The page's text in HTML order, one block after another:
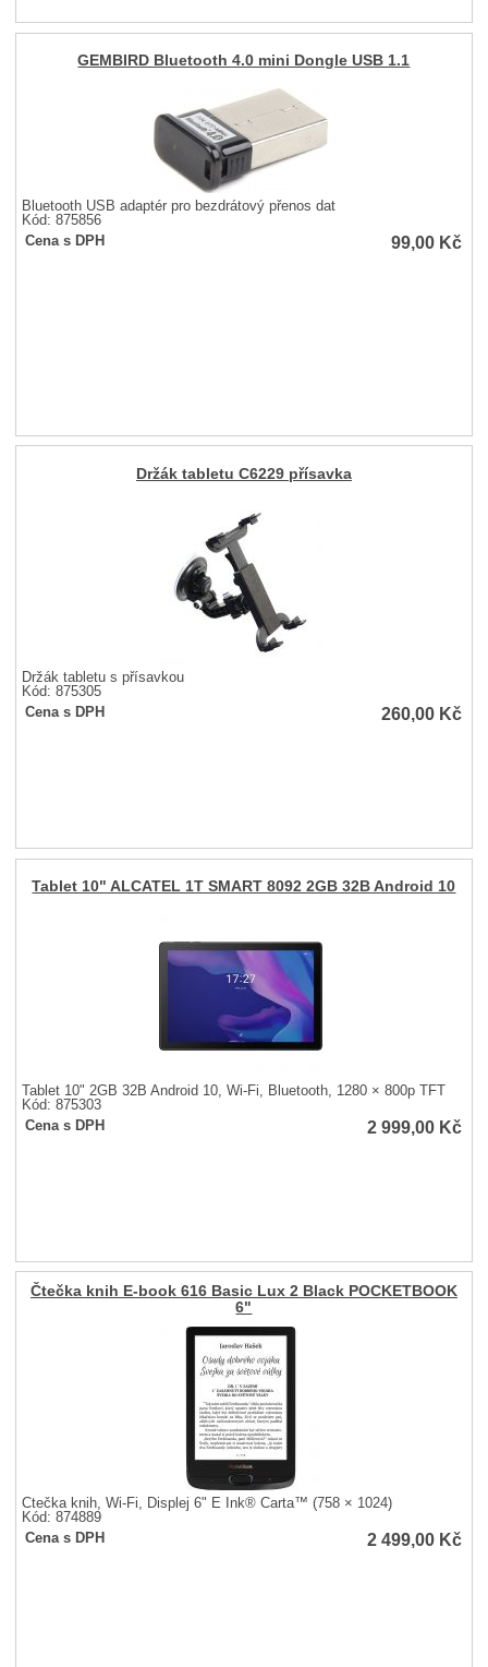
GEMBIRD Bluetooth 4.0 mini Dongle USB 1.1
Bluetooth USB adaptér pro bezdrátový přenos dat
Kód: 875856
Cena s DPH
99,00 Kč
Držák tabletu C6229 přísavka
Držák tabletu s přísavkou
Kód: 875305
Cena s DPH
260,00 Kč
Tablet 10" ALCATEL 1T SMART 8092 2GB 32B Android 10
Tablet 10" 2GB 32B Android 10, Wi-Fi, Bluetooth, 1280 × 800p TFT
Kód: 875303
Cena s DPH
2 999,00 Kč
Čtečka knih E-book 616 Basic Lux 2 Black POCKETBOOK
6"
Čtečka knih, Wi-Fi, Displej 6" E Ink® Carta™ (758 × 1024)
Kód: 874889
Cena s DPH
2 499,00 Kč